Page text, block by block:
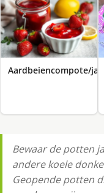
Aardbeiencompote/jam
Bewaar de potten
andere koele
Geopende potten